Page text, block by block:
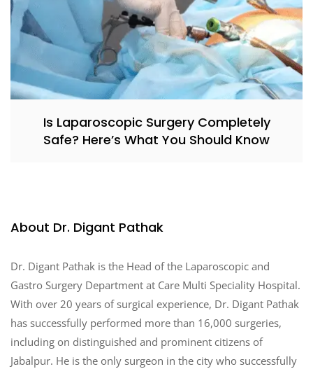
Is Laparoscopic Surgery Completely
Safe? Here’s What You Should Know
About Dr. Digant Pathak
Dr. Digant Pathak is the Head of the Laparoscopic and
Gastro Surgery Department at Care Multi Speciality Hospital.
With over 20 years of surgical experience, Dr. Digant Pathak
has successfully performed more than 16,000 surgeries,
including on distinguished and prominent citizens of
Jabalpur. He is the only surgeon in the city who successfully